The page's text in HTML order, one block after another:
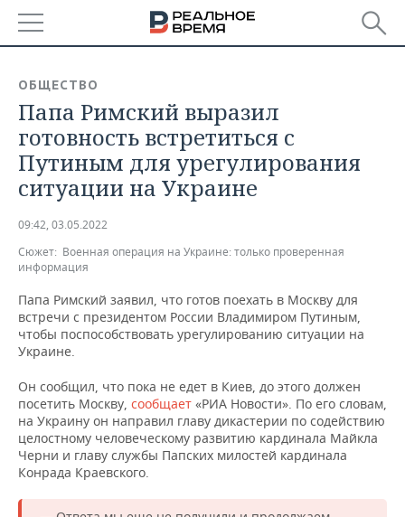
БАШКОРТОСТАН
ТАТАРСТАН
УДМУРТИЯ
НОВОСТИ
АНАЛИТИКА
НОВОСТИ АНАЛИТИКИ
ДЕКЛАРАЦИИ О ДОХОДАХ
КОРОЛИ ГОСЗАКАЗА ПФО
ВУЗЫ ТАТАРСТАНА
КОМУ ПРИНАДЛЕЖАТ
ТАТАРСТАНА
ЭКОНОМИКА
НОВОСТИ ЭКОНОМИКИ
ФИНАНСЫ
БАНКИ
БЮДЖЕТ
ИНВЕСТИЦИИ
ПРОМЫШЛЕННОСТЬ
НОВОСТИ
АГРОПРОМ
НЕФТЕХИМИЯ
НЕФТЬ
НЕДВИЖИМОСТЬ
НОВОСТИ НЕДВИЖИМОСТИ
АВТО
НОВОСТИ АВТО
БИЗНЕС
НОВОСТИ БИЗНЕСА
РОЗНИЧНАЯ ТОРГОВЛЯ
ТРАНСПОРТ
ТЕХНОЛОГИИ
НОВОСТИ ТЕХНОЛОГИЙ
IT
МЕРОПРИЯТИЯ
НОВОСТИ МЕРОПРИЯТИЙ
СПОРТ
ОБЩЕСТВО
Папа Римский выразил
готовность встретиться с
Путиным для урегулирования
ситуации на Украине
09:42, 03.05.2022
Сюжет: Военная операция на Украине: только проверенная
информация
Папа Римский заявил, что готов поехать в Москву для
встречи с президентом России Владимиром Путиным,
чтобы поспособствовать урегулированию ситуации на
Украине.
Он сообщил, что пока не едет в Киев, до этого должен
посетить Москву, сообщает «РИА Новости». По его словам,
на Украину он направил главу дикастерии по содействию
целостному человеческому развитию кардинала Майкла
Черни и главу службы Папских милостей кардинала
Конрада Краевского.